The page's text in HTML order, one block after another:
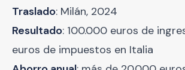
Traslado: Milán, 2024
Resultado: 100.000 euros de
euros de impuestos en Italia